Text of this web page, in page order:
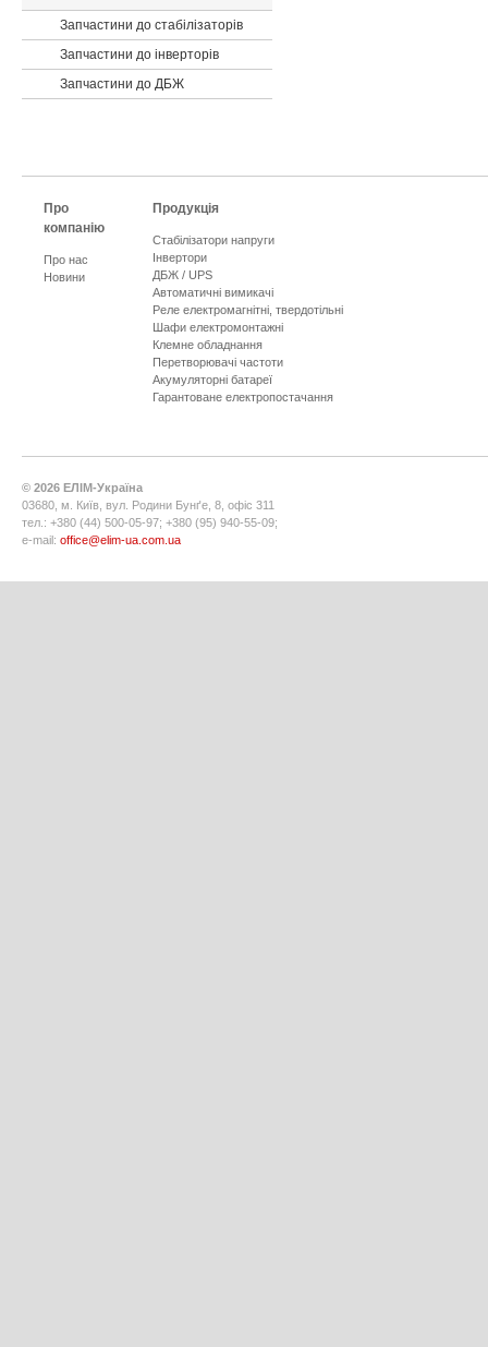
Запчастини до стабілізаторів
Запчастини до інверторів
Запчастини до ДБЖ
Про
компанію
Про нас
Новини
Продукція
Стабілізатори напруги
Інвертори
ДБЖ / UPS
Автоматичні вимикачі
Реле електромагнітні, твердотільні
Шафи електромонтажні
Клемне обладнання
Перетворювачі частоти
Акумуляторні батареї
Гарантоване електропостачання
© 2026 ЕЛІМ-Україна
03680, м. Київ, вул. Родини Бунґе, 8, офіс 311
тел.: +380 (44) 500-05-97; +380 (95) 940-55-09;
e-mail: office@elim-ua.com.ua